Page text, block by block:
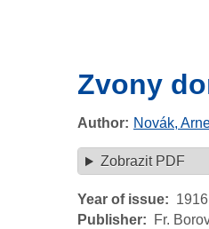
Zvony
Author Novák,
Zobrazit PDF
Year of issue
1916
Publisher
Fr.